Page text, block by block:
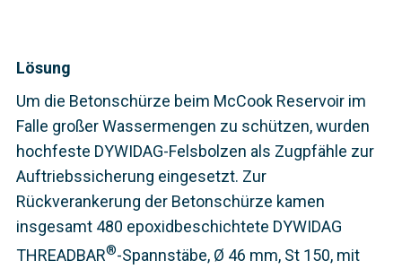
Lösung
Um die Betonschürze beim McCook Reservoir im
Falle großer Wassermengen zu schützen, wurden
hochfeste DYWIDAG-Felsbolzen als Zugpfähle zur
Auftriebssicherung eingesetzt. Zur
Rückverankerung der Betonschürze kamen
insgesamt 480 epoxidbeschichtete DYWIDAG
THREADBAR®-Spannstäbe, Ø 46 mm, St 150, mit